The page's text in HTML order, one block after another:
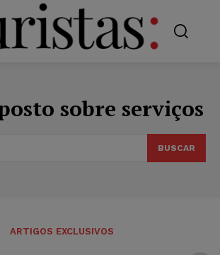
sobre serviços
BUSCAR
ARTIGOS EXCLUSIVOS